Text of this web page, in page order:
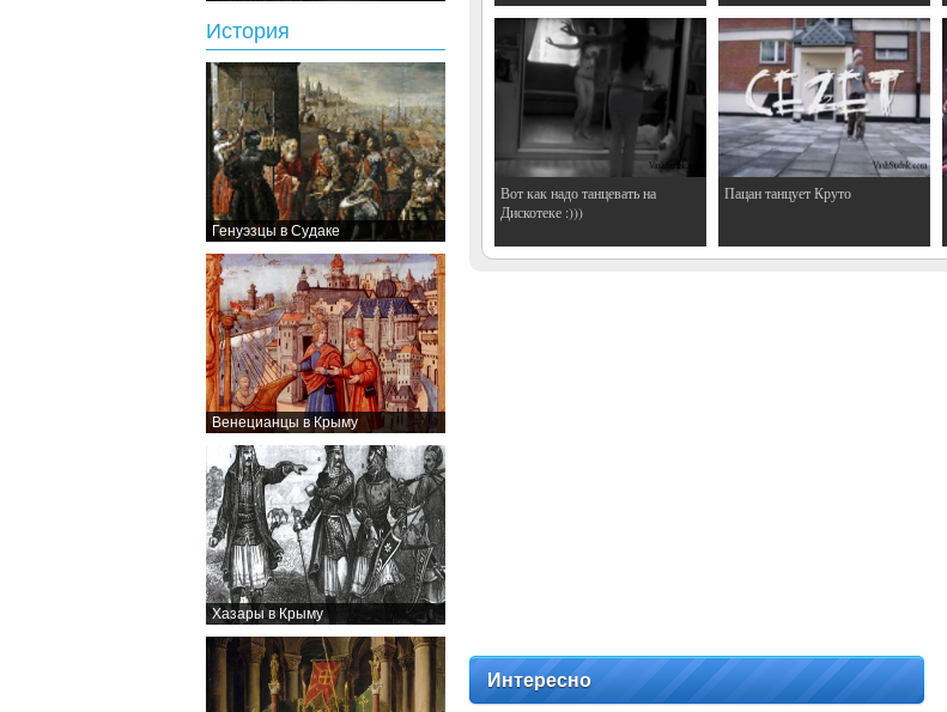
История
Генуэзцы в Судаке
Венецианцы в Крыму
Хазары в Крыму
Вот как надо танцевать на
Дискотеке :)))
Пацан танцует Круто
Интересно